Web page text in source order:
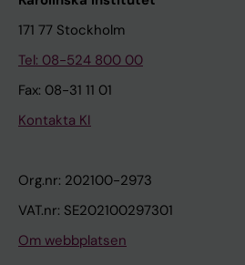
171 77 Stockholm
Tel: 08-524 800 00
Fax: 08-31 11 01
Kontakta KI
Org.nr: 202100-2973
VAT.nr: SE202100297301
Om webbplatsen